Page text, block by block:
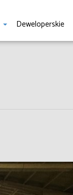
Deweloperskie